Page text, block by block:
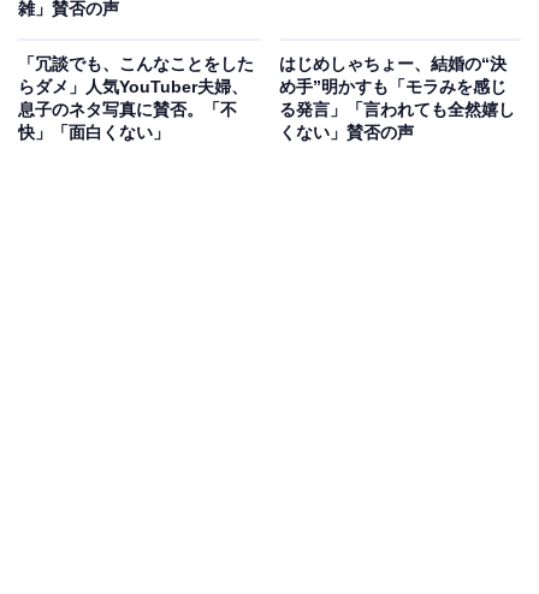
雑」賛否の声
「冗談でも、こんなことをした
らダメ」人気YouTuber夫婦、
息子のネタ写真に賛否。「不
快」「面白くない」
はじめしゃちょー、結婚の“決
め手”明かすも「モラみを感じ
る発言」「言われても全然嬉し
くない」賛否の声